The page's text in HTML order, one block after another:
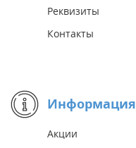
Реквизиты
Контакты
Информация
Акции